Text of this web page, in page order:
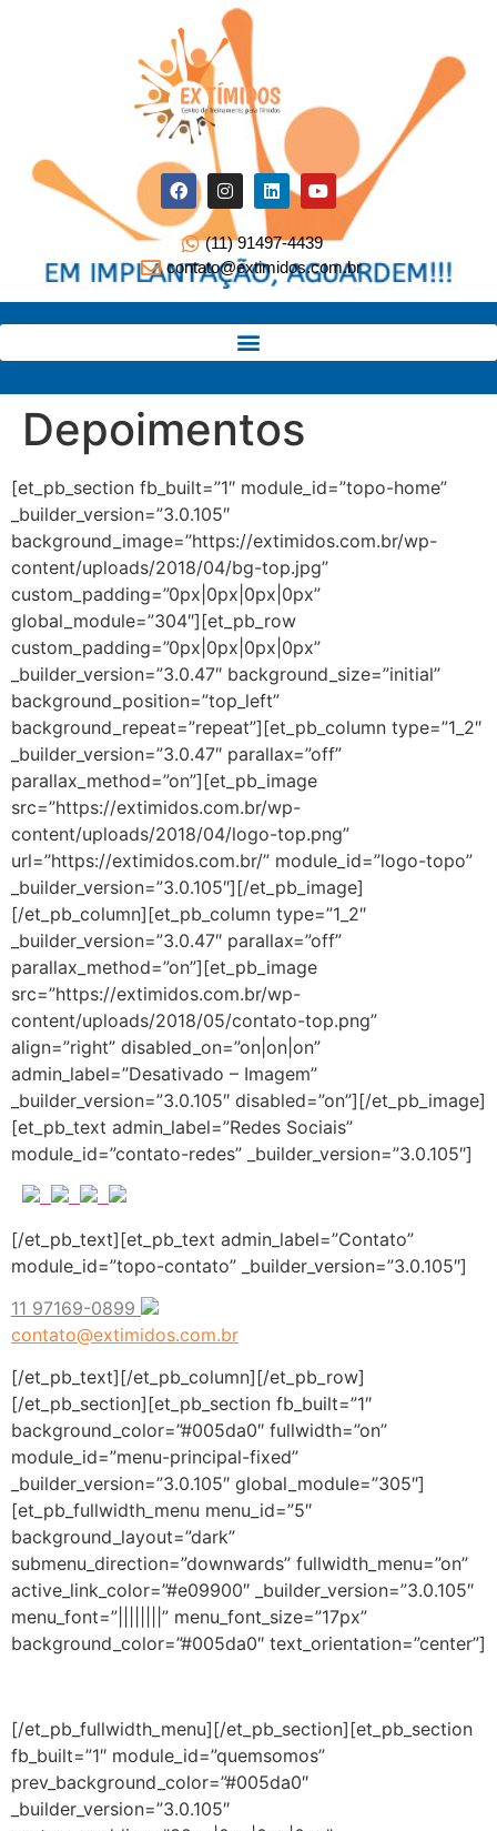
(11) 91497-4439
contato@extimidos.com.br
Depoimentos
[et_pb_section fb_built=”1″ module_id=”topo-home”
_builder_version=”3.0.105″
background_image=”https://extimidos.com.br/wp-
content/uploads/2018/04/bg-top.jpg”
custom_padding=”0px|0px|0px|0px”
global_module=”304″][et_pb_row
custom_padding=”0px|0px|0px|0px”
_builder_version=”3.0.47″ background_size=”initial”
background_position=”top_left”
background_repeat=”repeat”][et_pb_column type=”1_2″
_builder_version=”3.0.47″ parallax=”off”
parallax_method=”on”][et_pb_image
src=”https://extimidos.com.br/wp-
content/uploads/2018/04/logo-top.png”
url=”https://extimidos.com.br/” module_id=”logo-topo”
_builder_version=”3.0.105″][/et_pb_image]
[/et_pb_column][et_pb_column type=”1_2″
_builder_version=”3.0.47″ parallax=”off”
parallax_method=”on”][et_pb_image
src=”https://extimidos.com.br/wp-
content/uploads/2018/05/contato-top.png”
align=”right” disabled_on=”on|on|on”
admin_label=”Desativado – Imagem”
_builder_version=”3.0.105″ disabled=”on”][/et_pb_image]
[et_pb_text admin_label=”Redes Sociais”
module_id=”contato-redes” _builder_version=”3.0.105″]
[/et_pb_text][et_pb_text admin_label=”Contato”
module_id=”topo-contato” _builder_version=”3.0.105″]
11 97169-0899
contato@extimidos.com.br
[/et_pb_text][/et_pb_column][/et_pb_row]
[/et_pb_section][et_pb_section fb_built=”1″
background_color=”#005da0″ fullwidth=”on”
module_id=”menu-principal-fixed”
_builder_version=”3.0.105″ global_module=”305″]
[et_pb_fullwidth_menu menu_id=”5″
background_layout=”dark”
submenu_direction=”downwards” fullwidth_menu=”on”
active_link_color=”#e09900″ _builder_version=”3.0.105″
menu_font=”||||||||” menu_font_size=”17px”
background_color=”#005da0″ text_orientation=”center”]
[/et_pb_fullwidth_menu][/et_pb_section][et_pb_section
fb_built=”1″ module_id=”quemsomos”
prev_background_color=”#005da0″
_builder_version=”3.0.105″